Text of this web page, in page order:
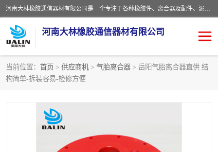
河南大林橡胶通信器材有限公司是一个专注于各种橡胶件、离合器及配件、泥浆泵及配件等产品设计制造和加工的企业。产品应用于矿山、冶金、石油、钢铁、化工、水泥、船舶、造纸、通用机械等各种大功率机械传动或制动装置。
河南大林橡胶通信器材有限公司
当前位置： 首页 > 供应商机 > 气胎离合器 > 岳阳气胎离合器直供 结
构简单-拆装容易-检修方便
推盘离合器
VC离合器
PO隔膜离合器